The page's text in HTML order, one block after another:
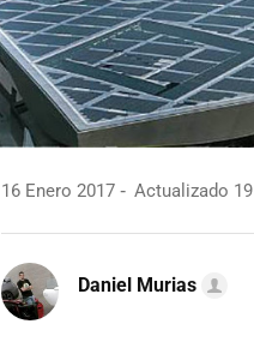
16 Enero 2017 Actualizado
Daniel Murias